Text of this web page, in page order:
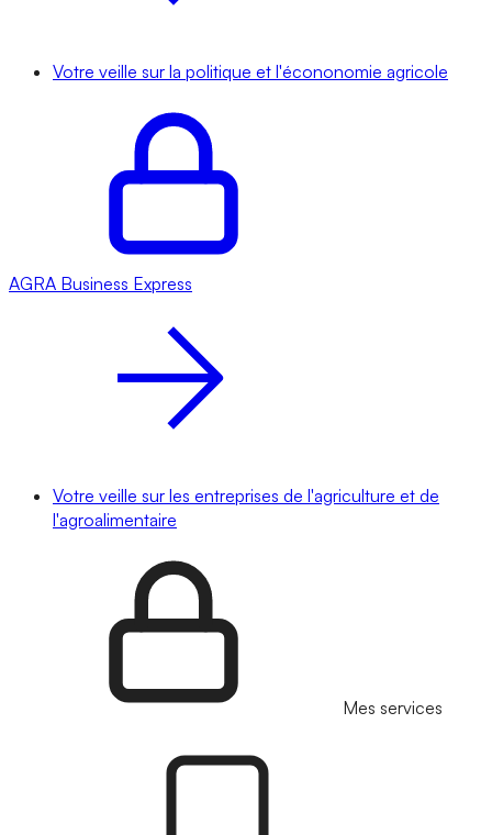
Votre veille sur la politique et l'écononomie agricole
AGRA Business Express
Votre veille sur les entreprises de l'agriculture et de
l'agroalimentaire
Mes services